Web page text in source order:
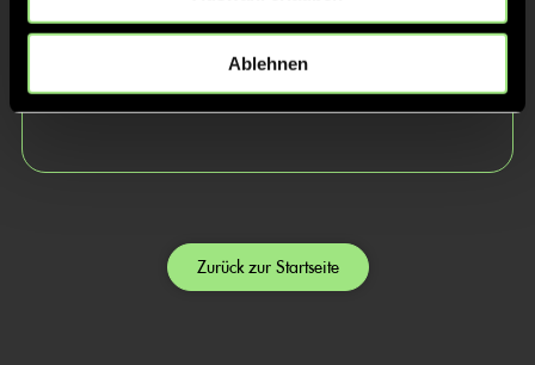
Ablehnen
Luis
Ortega
Staub
Zurück zur Startseite